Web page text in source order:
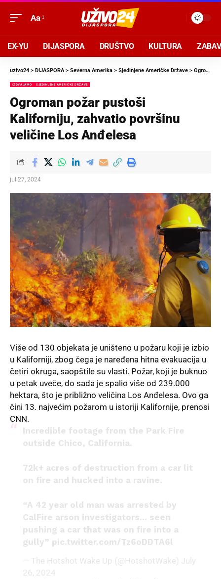
Aa
EX-YU DIJASPORA DRUŠTVO KULTURA
uzivo24 > DIJASPORA> Severna Amerika > Sjedinjene Američke Države > Ogroman požar pustoši Kaliforniju, zahvatio površinu veličine Los Anđelesa
IZDVAJAMO SJEDINJENE AMERIČKE DRŽAVE
Ogroman požar pustoši
Kaliforniju, zahvatio površinu
veličine Los Anđelesa
jul 27, 2024
Više od 130 objekata je uništeno u požaru koji je izbio
u Kaliforniji, zbog čega je naređena hitna evakuacija u
četiri okruga, saopštile su vlasti. Požar, koji je buknuo
u petak uveče, do sada je spalio više od 239.000
hektara, što je približno veličina Los Anđelesa. Ovo ga
čini 13. najvećim požarom u istoriji Kalifornije, prenosi
CNN.
Incredible footage from the Park Fire
outside Chico, California.
72k+ acres of destruction from a car lit
on fire and hucked into a ravine.
“A 42 year old man was arrested by
CalFire arson investigators… seen
pushing a car that was on fire into a
gully” pic.twitter.com/Tz6oDDTA6l
— The Hotshot Wake Up (@HotshotWake) July
26, 2024